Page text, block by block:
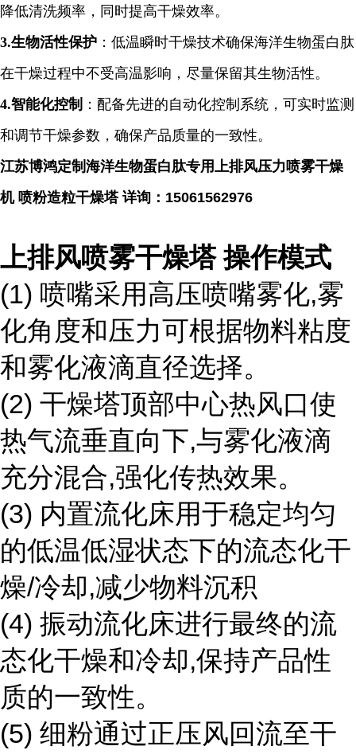
降低清洗频率，同时提高干燥效率。
3.生物活性保护 ：低温瞬时干燥技术确保海洋生物蛋白肽
在干燥过程中不受高温影响，尽量保留其生物活性。
4.智能化控制 ：配备先进的自动化控制系统，可实时监测
和调节干燥参数，确保产品质量的一致性。
江苏博鸿定制海洋生物蛋白肽专用上排风压力喷雾干燥
机 喷粉造粒干燥塔 详询： 15061562976
上排风喷雾干燥塔 操作模式
(1) 喷嘴采用高压喷嘴雾化,雾
化角度和压力可根据物料粘度
和雾化液滴直径选择。
(2) 干燥塔顶部中心热风口使
热气流垂直向下,与雾化液滴
充分混合,强化传热效果。
(3) 内置流化床用于稳定均匀
的低温低湿状态下的流态化干
燥/冷却,减少物料沉积
(4) 振动流化床进行最终的流
态化干燥和冷却,保持产品性
质的一致性。
(5) 细粉通过正压风回流至干